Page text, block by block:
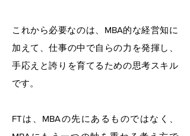
これから必要なのは、MBA的な経営知に
加えて、仕事の中で自らの力を発揮し、
手応えと誇りを育てるための思考スキル
です。
FTは、MBAの先にあるものではなく、